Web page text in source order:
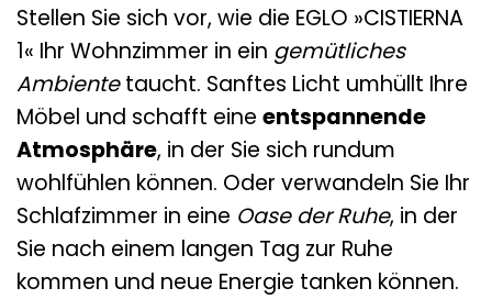
Stellen Sie sich vor, wie die EGLO »CISTIERNA
1« Ihr Wohnzimmer in ein gemütliches
Ambientetaucht. Sanftes Licht umhüllt Ihre
Möbel und schafft eine entspannende
Atmosphäre, in der Sie sich rundum
wohlfühlen können. Oder verwandeln Sie Ihr
Schlafzimmer in eine Oase der Ruhe, in der
Sie nach einem langen Tag zur Ruhe
kommen und neue Energie tanken können.